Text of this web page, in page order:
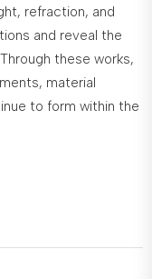
refraction, and
and reveal the
these works,
material
to form within the